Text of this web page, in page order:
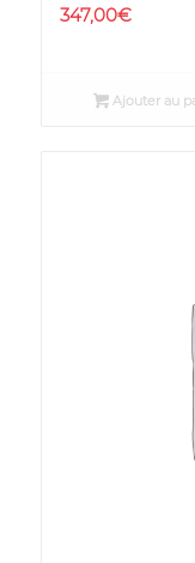
347,00€
Ajouter au